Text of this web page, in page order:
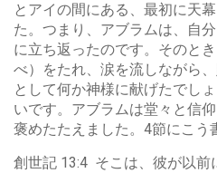
とアイの間にある、最初に天
た。つまり、アブラムは、自
に立ち返ったのです。そのと
べ）をたれ、涙を流しながら
として何か神様に献げたでし
いです。アブラムは堂々と信
褒めたたえました。4節にこう
創世記 13:4 そこは、彼が以前